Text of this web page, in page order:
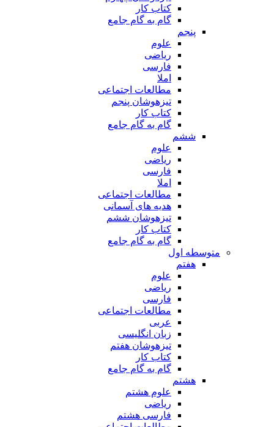
کتاب کار
گام به گام جامع
پنجم
علوم
ریاضی
فارسی
املا
مطالعات اجتماعی
تیزهوشان پنجم
کتاب کار
گام به گام جامع
ششم
علوم
ریاضی
فارسی
املا
مطالعات اجتماعی
هدیه های آسمانی
تیزهوشان ششم
کتاب کار
گام به گام جامع
متوسطه اول
هفتم
علوم
ریاضی
فارسی
مطالعات اجتماعی
عربی
زبان انگلیسی
تیزهوشان هفتم
کتاب کار
گام به گام جامع
هشتم
علوم هشتم
ریاضی
فارسی هشتم